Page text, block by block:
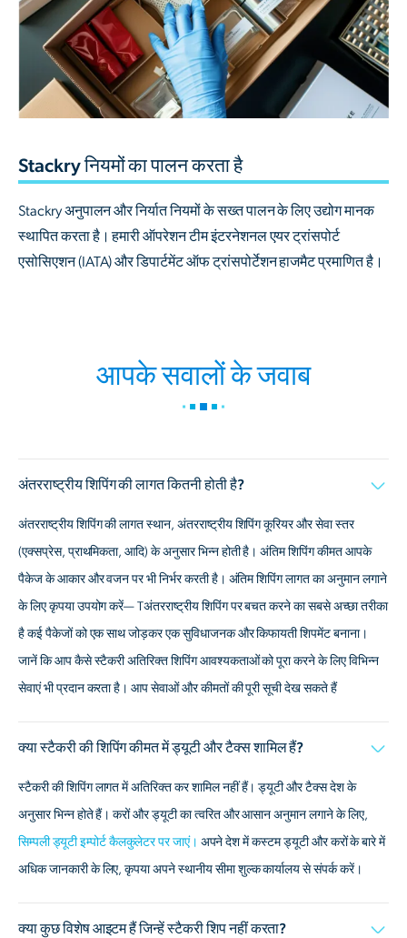
Stackry नियमों का पालन करता है
Stackry अनुपालन और निर्यात नियमों के सख्त पालन के लिए उद्योग मानक
स्थापित करता है। हमारी ऑपरेशन टीम इंटरनेशनल एयर ट्रांसपोर्ट
एसोसिएशन (IATA) और डिपार्टमेंट ऑफ ट्रांसपोर्टेशन हाजमैट प्रमाणित है।
आपके सवालों के जवाब
अंतरराष्ट्रीय शिपिंग की लागत कितनी होती है?
अंतरराष्ट्रीय शिपिंग की लागत स्थान, अंतरराष्ट्रीय शिपिंग कूरियर और सेवा स्तर
(एक्सप्रेस, प्राथमिकता, आदि) के अनुसार भिन्न होती है। अंतिम शिपिंग कीमत आपके
पैकेज के आकार और वजन पर भी निर्भर करती है। अंतिम शिपिंग लागत का अनुमान लगाने
के लिए कृपया उपयोग करें—Tअंतरराष्ट्रीय शिपिंग पर बचत करने का सबसे अच्छा तरीका
है कई पैकेजों को एक साथ जोड़कर एक सुविधाजनक और किफायती शिपमेंट बनाना।
जानें कि आप कैसे स्टैकरी अतिरिक्त शिपिंग आवश्यकताओं को पूरा करने के लिए विभिन्न
सेवाएं भी प्रदान करता है। आप सेवाओं और कीमतों की पूरी सूची देख सकते हैं
क्या स्टैकरी की शिपिंग कीमत में ड्यूटी और टैक्स शामिल हैं?
स्टैकरी की शिपिंग लागत में अतिरिक्त कर शामिल नहीं हैं। ड्यूटी और टैक्स देश के
अनुसार भिन्न होते हैं। करों और ड्यूटी का त्वरित और आसान अनुमान लगाने के लिए,
सिम्पली ड्यूटी इम्पोर्ट कैलकुलेटर पर जाएं। अपने देश में कस्टम ड्यूटी और करों के बारे में
अधिक जानकारी के लिए, कृपया अपने स्थानीय सीमा शुल्क कार्यालय से संपर्क करें।
क्या कुछ विशेष आइटम हैं जिन्हें स्टैकरी शिप नहीं करता?